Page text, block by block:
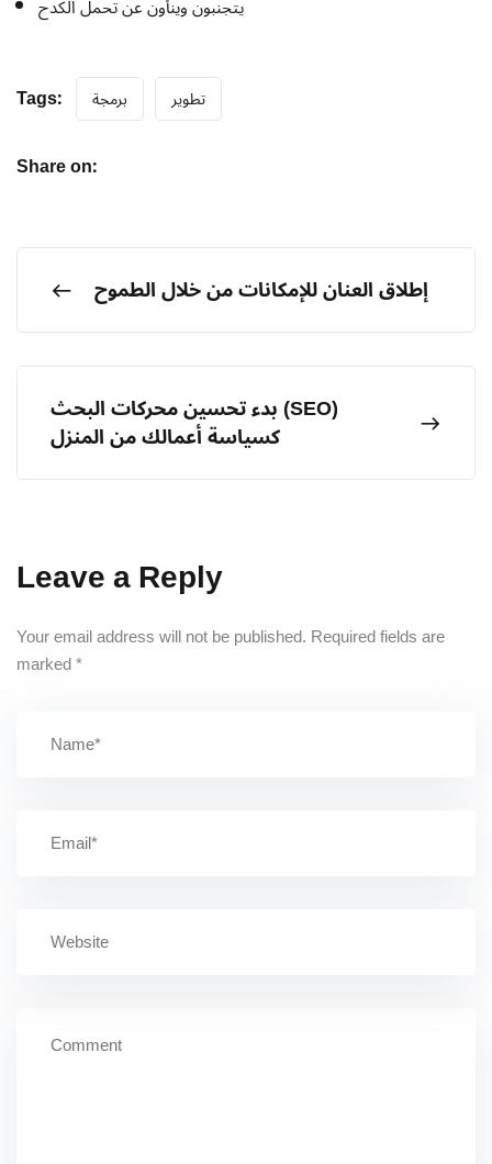
يتجنبون وينأون عن تحمل الكدح
Tags: برمجة تطوير
Share on:
إطلاق العنان للإمكانات من خلال الطموح
بدء تحسين محركات البحث (SEO)
كسياسة أعمالك من المنزل
Leave a Reply
Your email address will not be published.Required fields are
marked*